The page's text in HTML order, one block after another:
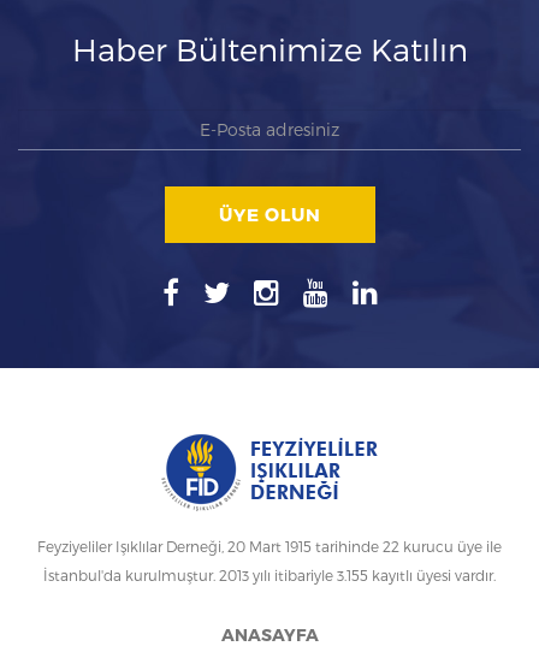
Haber Bültenimize Katılın
ÜYE OLUN
Feyziyeliler Işıklılar Derneği, 20 Mart 1915 tarihinde 22 kurucu üye ile
İstanbul'da kurulmuştur. 2013 yılı itibariyle 3.155 kayıtlı üyesi vardır.
ANASAYFA